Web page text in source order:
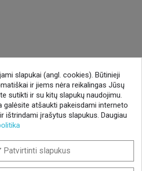
slapukai (angl. cookies). Būtinieji
ir jiems nėra reikalingas Jūsų
sutikti ir su kitų slapukų naudojimu.
galėsite atšaukti pakeisdami interneto
ištrindami įrašytus slapukus. Daugiau
Patvirtinti slapukus